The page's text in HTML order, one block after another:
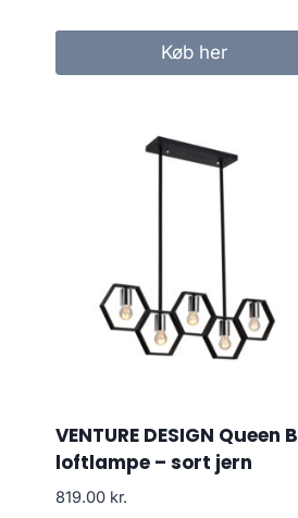
Køb her
VENTURE DESIGN Queen B
loftlampe – sort jern
819.00 kr.